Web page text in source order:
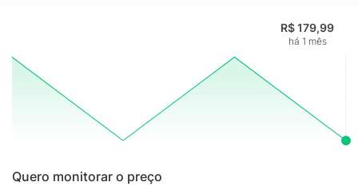
R$ 179,99
há 1 mês
Quero monitorar o preço